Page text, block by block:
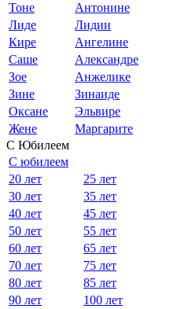
Тоне
Антонине
Лиде
Лидии
Кире
Ангелине
Саше
Александре
Зое
Анжелике
Зине
Зинаиде
Оксане
Эльвире
Жене
Маргарите
С Юбилеем
С юбилеем
20 лет
25 лет
30 лет
35 лет
40 лет
45 лет
50 лет
55 лет
60 лет
65 лет
70 лет
75 лет
80 лет
85 лет
90 лет
100 лет